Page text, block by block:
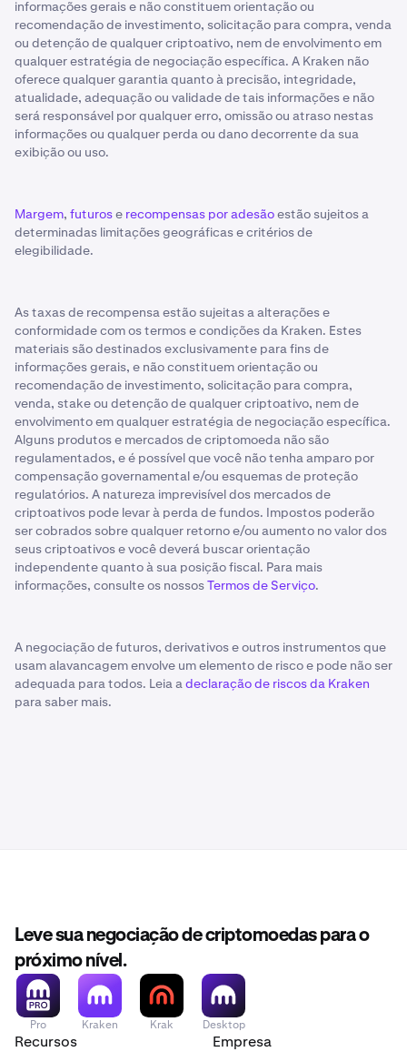
informações gerais e não constituem orientação ou
recomendação de investimento, solicitação para compra, venda
ou detenção de qualquer criptoativo, nem de envolvimento em
qualquer estratégia de negociação específica. A Kraken não
oferece qualquer garantia quanto à precisão, integridade,
atualidade, adequação ou validade de tais informações e não
será responsável por qualquer erro, omissão ou atraso nestas
informações ou qualquer perda ou dano decorrente da sua
exibição ou uso.
Margem, futurose recompensas por adesãoestão sujeitos a
determinadas limitações geográficas e critérios de
elegibilidade.
As taxas de recompensa estão sujeitas a alterações e
conformidade com os termos e condições da Kraken. Estes
materiais são destinados exclusivamente para fins de
informações gerais, e não constituem orientação ou
recomendação de investimento, solicitação para compra,
venda, stake ou detenção de qualquer criptoativo, nem de
envolvimento em qualquer estratégia de negociação específica.
Alguns produtos e mercados de criptomoeda não são
regulamentados, e é possível que você não tenha amparo por
compensação governamental e/ou esquemas de proteção
regulatórios. A natureza imprevisível dos mercados de
criptoativos pode levar à perda de fundos. Impostos poderão
ser cobrados sobre qualquer retorno e/ou aumento no valor dos
seus criptoativos e você deverá buscar orientação
independente quanto à sua posição fiscal. Para mais
informações, consulte os nossosTermos de Serviço.
A negociação de futuros, derivativos e outros instrumentos que
usam alavancagem envolve um elemento de risco e pode não ser
adequada para todos. Leia adeclaração de riscos da Kraken
para saber mais.
Leve sua negociação de criptomoedas para o
próximo nível.
Pro Kraken Krak Desktop
Recursos Empresa